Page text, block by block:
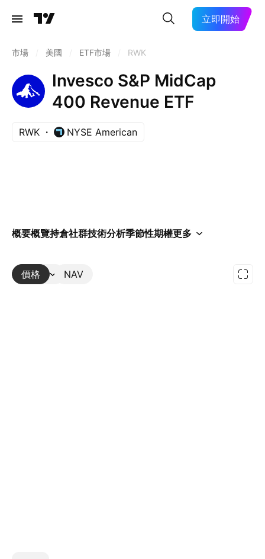
立即開始
市場 美國 ETF市場 RWK
Invesco S&P MidCap
400 Revenue ETF
RWK NYSE American
概要概覽持倉社群技術分析季節性期權更多
價格 NAV
更多